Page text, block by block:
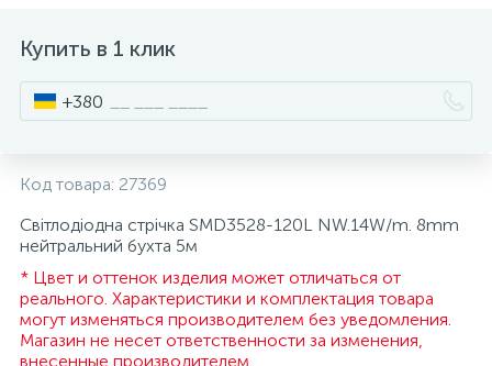
Купить в 1 клик
+380
Код товара: 27369
Світлодіодна стрічка SMD3528-120L NW.14W/m. 8mm
нейтральний бухта 5м
* Цвет и оттенок изделия может отличаться от
реального. Характеристики и комплектация товара
могут изменяться производителем без уведомления.
Магазин не несет ответственности за изменения,
внесенные производителем.
ИНСТРУМЕНТ И РАСХОДНЫЕ МАТЕРИАЛЫ
КУХОННАЯ ТЕХНИКА
Меблі
Фурнитура для кроватей